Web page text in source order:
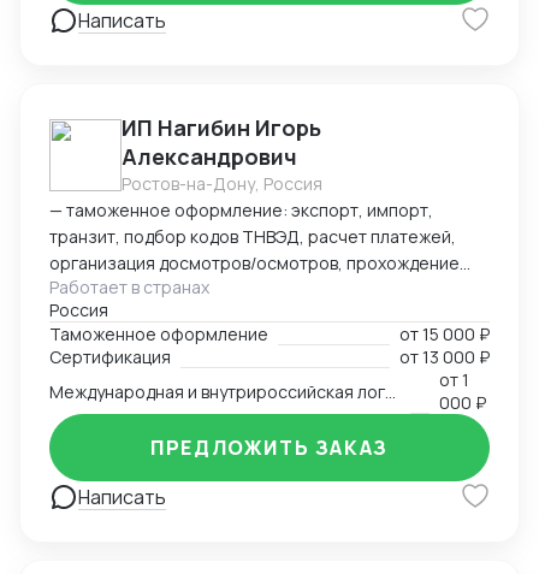
Написать
ИП Нагибин Игорь
Александрович
Ростов-на-Дону, Россия
— таможенное оформление: экспорт, импорт,
транзит, подбор кодов ТНВЭД, расчет платежей,
организация досмотров/осмотров, прохождение
доп. проверок, возврат обеспечения; — логистика:
авто, авиа, морской транспорт, ж/д; — консалтинг
и сопровождение по таможенным процедурам,
валютному контролю и бухгалтерии;
— бухгалтерский аутсорсинг; — получение
разрешительной документации: сертификаты,
разрешения.
Работает в странах
Россия
Таможенное оформление
от15 000 ₽
Сертификация
от13 000 ₽
от1
000 ₽
Написать
ПРЕДЛОЖИТЬ ЗАКАЗ